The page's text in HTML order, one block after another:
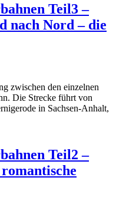
Teil3 –
nach Nord – die
zwischen den einzelnen
Die Strecke führt von
in Sachsen-Anhalt,
Teil2 –